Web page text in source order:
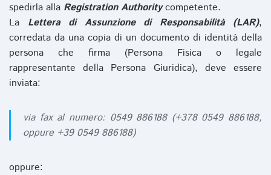
spedirla alla Registration Authoritycompetente.
La Lettera di Assunzione di Responsabilità (LAR),
corredata da una copia di un documento di identità della
persona che firma (Persona Fisica o legale
rappresentante della Persona Giuridica), deve essere
inviata:
via fax al numero: 0549 886188 (+378 0549 886188,
oppure +39 0549 886188)
oppure: